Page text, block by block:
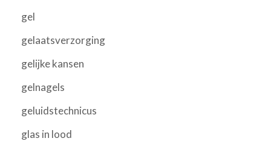
gel
gelaatsverzorging
gelijke kansen
gelnagels
geluidstechnicus
glas in lood